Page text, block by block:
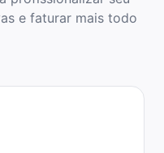
e faturar mais todo